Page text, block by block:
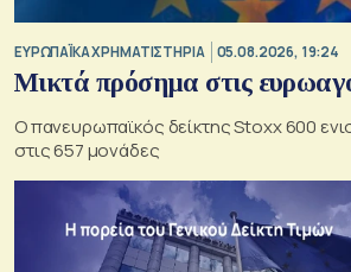
ΕΥΡΩΠΑΪΚΑ ΧΡΗΜΑΤΙΣΤΗΡΙΑ 05.08.2026, 19:24
Μικτά πρόσημα στις
Ο πανευρωπαϊκός δείκτης Stoxx 600
στις 657 μονάδες